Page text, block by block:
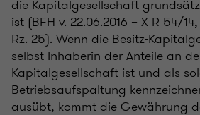
die Kapitalgesellschaft
ist (BFH v. 22.06.2016 – X R 54/
Rz. 25). Wenn die Besitz-
selbst Inhaberin der Anteile an
Kapitalgesellschaft ist und als
Betriebsaufspaltung
ausübt, kommt die Gewährung